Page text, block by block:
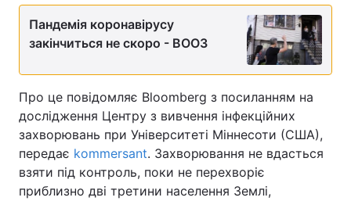
Економіка Світ
Спорт Наука
Техно і зв'язок Лайт
Зброя Інциденти
Здоров'я Туризм
Цікавинки Погода
Пандемія коронавірусу
закінчиться не скоро - ВООЗ
Про це повідомляє Bloomberg з посиланням на
дослідження Центру з вивчення інфекційних
захворювань при Університеті Міннесоти (США),
передає kommersant. Захворювання не вдасться
взяти під контроль, поки не перехворіє
приблизно дві третини населення Землі,